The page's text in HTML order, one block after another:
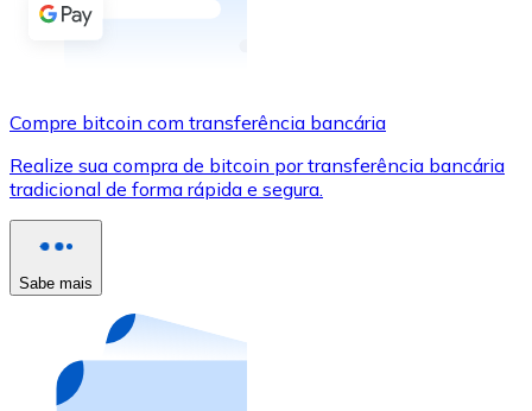
Transferência SEPA
Use cartões Visa e Mastercard para comprar
Comprar com cartão
Compre cartões-presente das suas marcas favoritas
Ir para a loja de cartões-presente
Compre bitcoin com transferência bancária
Realize sua compra de bitcoin por transferência bancária
tradicional de forma rápida e segura.
Sabe mais